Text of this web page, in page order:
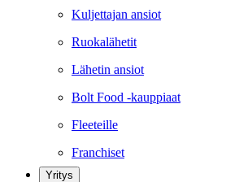
Kuljettajan ansiot
Ruokalähetit
Lähetin ansiot
Bolt Food -kauppiaat
Fleeteille
Franchiset
Yritys